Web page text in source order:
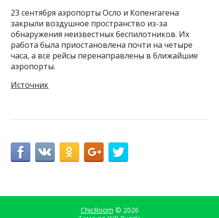
23 сентября аэропорты Осло и Копенгагена
закрыли воздушное пространство из-за
обнаружения неизвестных беспилотников. Их
работа была приостановлена почти на четыре
часа, а все рейсы перенаправлены в ближайшие
аэропорты.
Источник
ChicRoom © 2026